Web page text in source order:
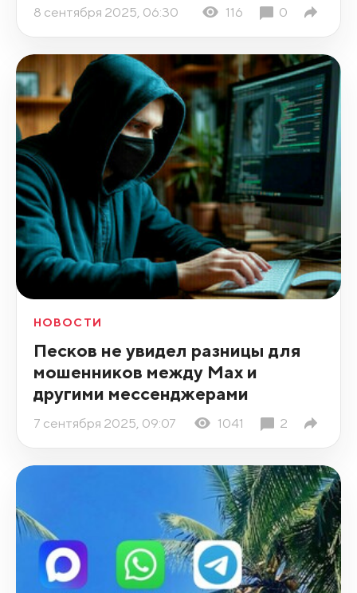
8 сентября 2025, 06:30 116 0
НОВОСТИ
Песков не увидел разницы для
мошенников между Max и
другими мессенджерами
7 сентября 2025, 09:07 1041 2